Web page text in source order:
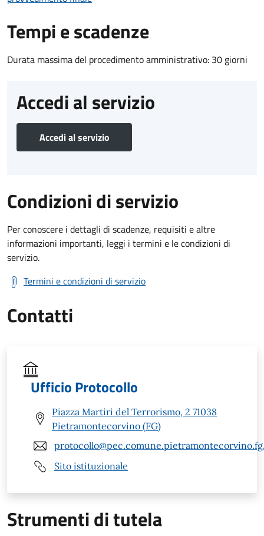
Tempi e scadenze
Durata massima del procedimento amministrativo: 30 giorni
Accedi al servizio
Accedi al servizio
Condizioni di servizio
Per conoscere i dettagli di scadenze, requisiti e altre
informazioni importanti, leggi i termini e le condizioni di
servizio.
Termini e condizioni di servizio
Contatti
Ufficio Protocollo
Piazza Martiri del Terrorismo, 2 71038
Pietramontecorvino (FG)
Sito istituzionale
Strumenti di tutela